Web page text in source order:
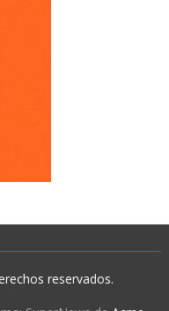
reservados.